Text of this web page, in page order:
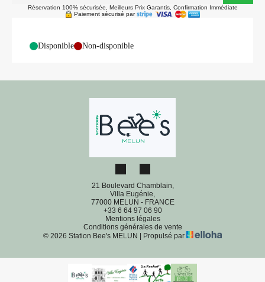
Réservation 100% sécurisée, Meilleurs Prix Garantis, Confirmation Immédiate
Paiement sécurisé par
Disponible Non-disponible
21 Boulevard Chamblain,
Villa Eugénie,
77000 MELUN - FRANCE
+33 6 64 97 06 90
Mentions légales
Conditions générales de vente
© 2026 Station Bee's MELUN | Propulsé par